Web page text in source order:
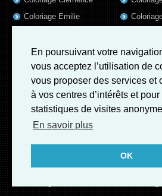
En poursuivant votre
vous acceptez l’utilisation de
vous proposer des services et
à vos centres d’intérêts et
statistiques de visites
En savoir plus
OK
Coloriage Emilie
Coloriage Lola
Coloriage Samuel
Coloriage Jules
Coloriage Valentin
Coloriage Romain
Coloriage Garance